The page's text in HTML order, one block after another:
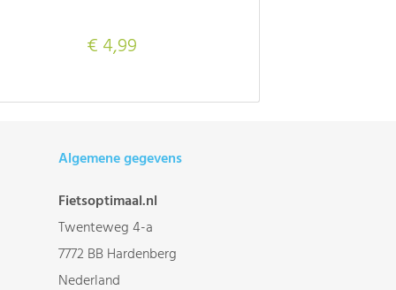
€ 4,99
Algemene gegevens
Fietsoptimaal.nl
Twenteweg 4-a
7772 BB Hardenberg
Nederland